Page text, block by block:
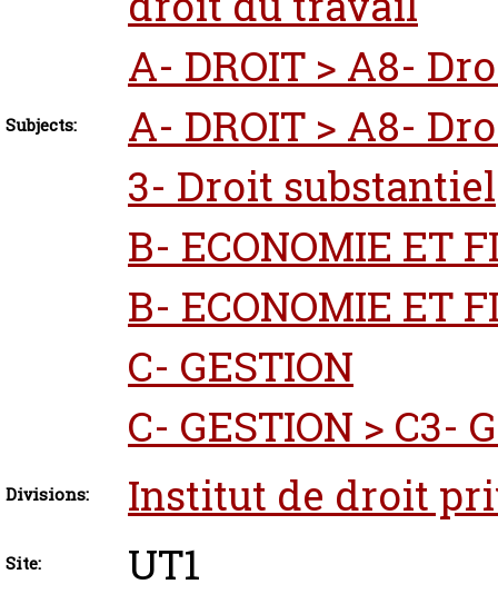
Subjects:
A- DROIT > A8-
A- DROIT > A8-
3- Droit substantiel
B- ECONOMIE ET
B- ECONOMIE ET
C- GESTION
C- GESTION >
Divisions: Institut de droit
Site: UT1